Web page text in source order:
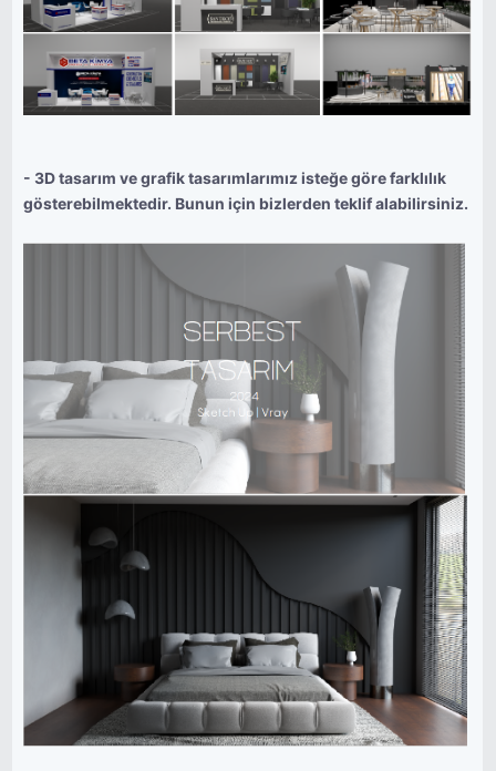
- 3D tasarım ve grafik tasarımlarımız isteğe göre farklılık
gösterebilmektedir. Bunun için bizlerden teklif alabilirsiniz.